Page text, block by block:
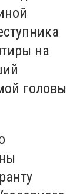
на
головы